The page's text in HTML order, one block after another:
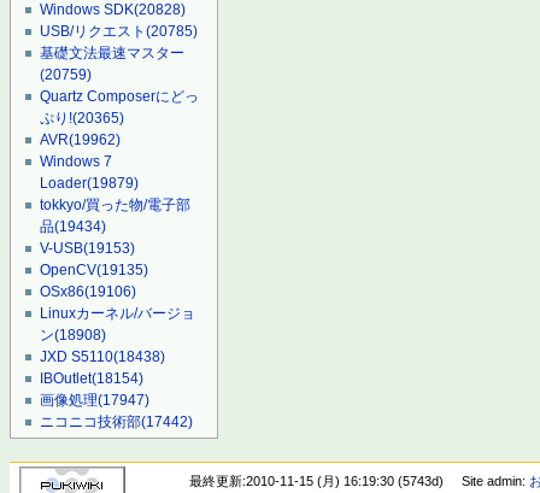
Windows SDK(20828)
USB/リクエスト(20785)
基礎文法最速マスター
(20759)
Quartz Composerにどっ
ぷり!(20365)
AVR(19962)
Windows 7
Loader(19879)
tokkyo/買った物/電子部
品(19434)
V-USB(19153)
OpenCV(19135)
OSx86(19106)
Linuxカーネル/バージョ
ン(18908)
JXD S5110(18438)
IBOutlet(18154)
画像処理(17947)
ニコニコ技術部(17442)
最終更新:2010-11-15 (月) 16:19:30 (5743d) Site admin: